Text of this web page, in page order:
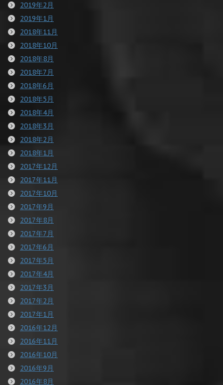
2019年2月
2019年1月
2018年11月
2018年10月
2018年8月
2018年7月
2018年6月
2018年5月
2018年4月
2018年3月
2018年2月
2018年1月
2017年12月
2017年11月
2017年10月
2017年9月
2017年8月
2017年7月
2017年6月
2017年5月
2017年4月
2017年3月
2017年2月
2017年1月
2016年12月
2016年11月
2016年10月
2016年9月
2016年8月